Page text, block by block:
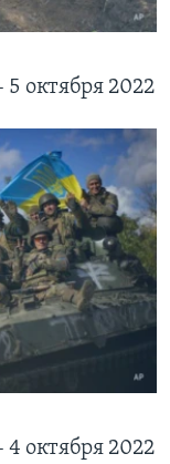
октября 2022
октября 2022